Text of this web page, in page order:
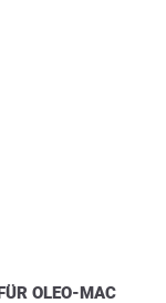
OLEO-MAC